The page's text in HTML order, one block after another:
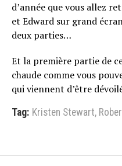
d’année que vous allez
et Edward sur grand
deux parties…
Et la première partie de
chaude comme vous
qui viennent d’être
Tag: Kristen Stewart,